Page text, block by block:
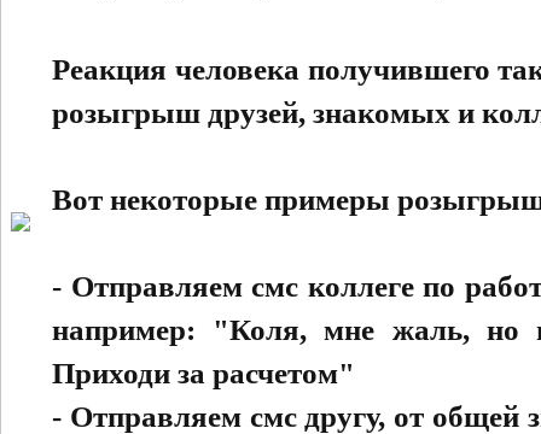
Реакция человека получившего
розыгрыш друзей, знакомых и
Вот некоторые примеры
- Отправляем смс коллеге по
например: "Коля, мне жаль, но
Приходи за расчетом"
- Отправляем смс другу, от